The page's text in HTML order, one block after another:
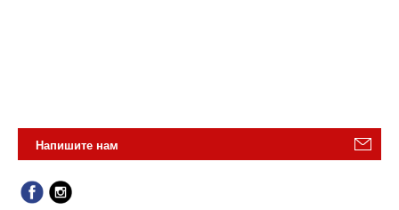
Напишите нам